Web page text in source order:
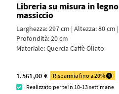
Libreria su misura in legno
massiccio
Larghezza: 297 cm | Altezza: 80 cm |
Profondità: 20 cm
Materiale:Quercia Caffè Oliato
1.561,00 €
Risparmia fino a 20%
Realizzato per te in 10-13 settimane